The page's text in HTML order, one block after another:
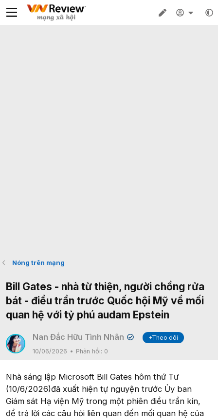
Nóng trên mạng
Bill Gates - nhà từ thiện, người chồng rửa
bát - điều trần trước Quốc hội Mỹ về mối
quan hệ với tỷ phú audam Epstein
Nan Đắc Hữu Tình Nhân ✔
+Theo dõi
10/06/2026
Phản hồi: 0
Nhà sáng lập Microsoft Bill Gates hôm thứ Tư
(10/6/2026)đã xuất hiện tự nguyện trước Ủy ban
Giám sát Hạ viện Mỹ trong một phiên điều trần kín,
để trả lời các câu hỏi liên quan đến mối quan hệ của